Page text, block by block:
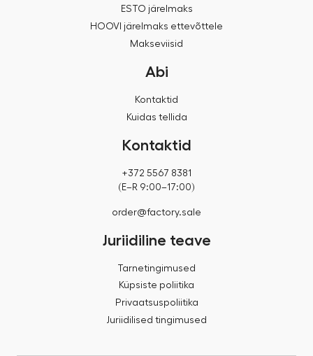
ESTO järelmaks
HOOVI järelmaks ettevõttele
Makseviisid
Abi
Kontaktid
Kuidas tellida
Kontaktid
+372 5567 8381
(E–R 9:00–17:00)
order@factory.sale
Juriidiline teave
Tarnetingimused
Küpsiste poliitika
Privaatsuspoliitika
Juriidilised tingimused